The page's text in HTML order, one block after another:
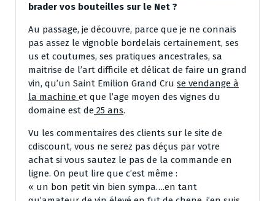
brader vos bouteilles sur le Net ?
Au passage, je découvre, parce que je ne connais
pas assez le vignoble bordelais certainement, ses
us et coutumes, ses pratiques ancestrales, sa
maitrise de l’art difficile et délicat de faire un grand
vin, qu’un Saint Emilion Grand Cru se vendange à
la machine et que l’age moyen des vignes du
domaine est de 25 ans.
Vu les commentaires des clients sur le site de
cdiscount, vous ne serez pas déçus par votre
achat si vous sautez le pas de la commande en
ligne. On peut lire que c’est même :
« un bon petit vin bien sympa….en tant